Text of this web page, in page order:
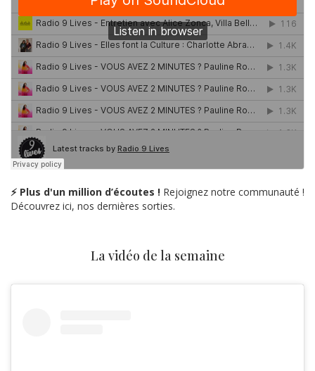
⚡ Plus d'un million d’écoutes ! Rejoignez notre communauté !
Découvrez ici, nos dernières sorties.
La vidéo de la semaine